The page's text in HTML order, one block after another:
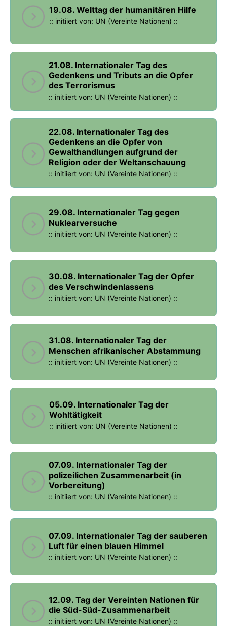
19.08. Welttag der humanitären Hilfe
:: initiiert von: UN (Vereinte Nationen) ::
21.08. Internationaler Tag des
Gedenkens und Tributs an die Opfer
des Terrorismus
:: initiiert von: UN (Vereinte Nationen) ::
22.08. Internationaler Tag des
Gedenkens an die Opfer von
Gewalthandlungen aufgrund der
Religion oder der Weltanschauung
:: initiiert von: UN (Vereinte Nationen) ::
29.08. Internationaler Tag gegen
Nuklearversuche
:: initiiert von: UN (Vereinte Nationen) ::
30.08. Internationaler Tag der Opfer
des Verschwindenlassens
:: initiiert von: UN (Vereinte Nationen) ::
31.08. Internationaler Tag der
Menschen afrikanischer Abstammung
:: initiiert von: UN (Vereinte Nationen) ::
05.09. Internationaler Tag der
Wohltätigkeit
:: initiiert von: UN (Vereinte Nationen) ::
07.09. Internationaler Tag der
polizeilichen Zusammenarbeit (in
Vorbereitung)
:: initiiert von: UN (Vereinte Nationen) ::
07.09. Internationaler Tag der sauberen
Luft für einen blauen Himmel
:: initiiert von: UN (Vereinte Nationen) ::
12.09. Tag der Vereinten Nationen für
die Süd-Süd-Zusammenarbeit
:: initiiert von: UN (Vereinte Nationen) ::